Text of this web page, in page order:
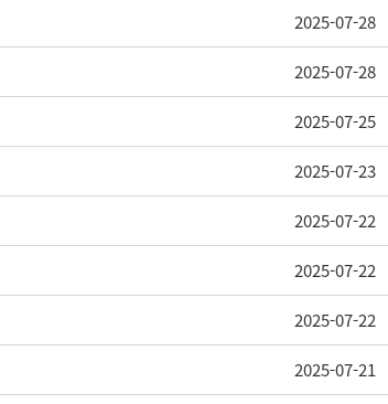
2025-07-28
2025-07-28
2025-07-25
2025-07-23
2025-07-22
2025-07-22
2025-07-22
2025-07-21